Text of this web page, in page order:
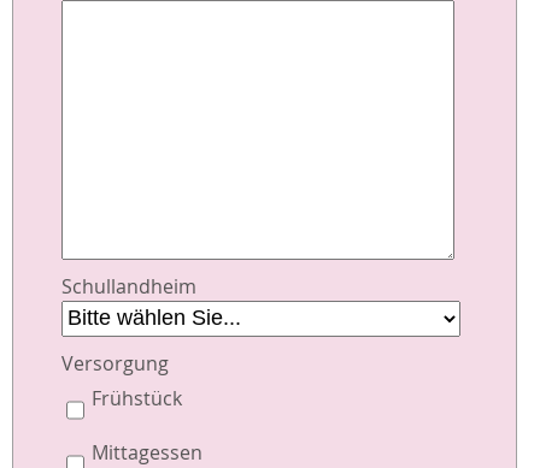
Schullandheim
Versorgung
Frühstück
Mittagessen